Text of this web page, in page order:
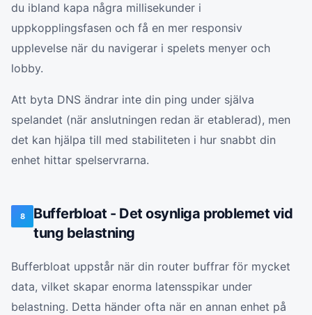
du ibland kapa några millisekunder i
uppkopplingsfasen och få en mer responsiv
upplevelse när du navigerar i spelets menyer och
lobby.
Att byta DNS ändrar inte din ping under själva
spelandet (när anslutningen redan är etablerad), men
det kan hjälpa till med stabiliteten i hur snabbt din
enhet hittar spelservrarna.
8
Bufferbloat - Det osynliga problemet vid
tung belastning
Bufferbloat uppstår när din router buffrar för mycket
data, vilket skapar enorma latensspikar under
belastning. Detta händer ofta när en annan enhet på